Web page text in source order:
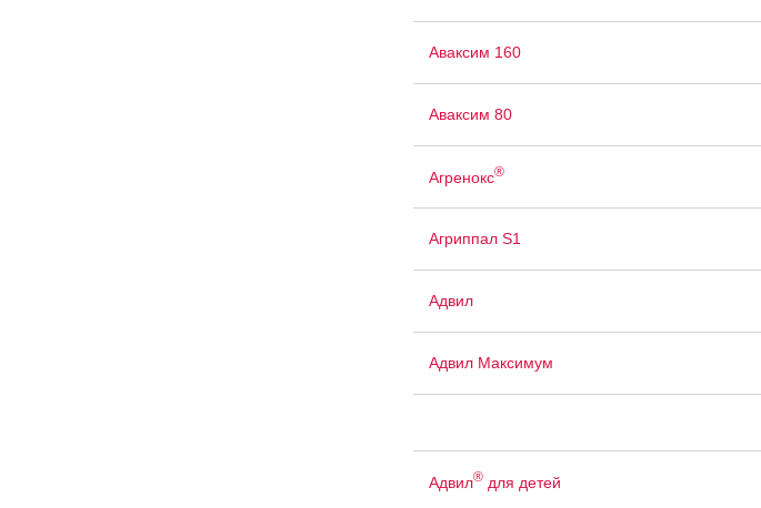
Аваксим 160
Аваксим 80
Агренокс®
Агриппал S1
Адвил
Адвил Максимум
Адвил®для детей